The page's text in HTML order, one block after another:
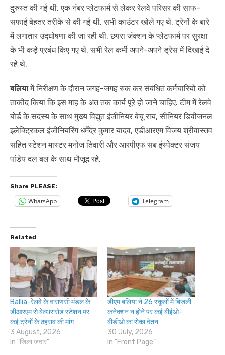
दुरुस्त की गई थी. एक नंबर प्लेटफार्म से लेकर रेलवे परिसर की साफ-
सफाई बेहतर तरीके से की गई थी. सभी काउंटर खोले गए थे. ट्रेनों के बारे
में लगातार उद्घोषणा की जा रही थी. छपरा जंक्शन के प्लेटफार्म पर सुरक्षा
के भी कड़े प्रबंध किए गए थे. सभी रेल कर्मी अपने-अपने ड्रेस में दिखाई दे
रहे थे.
बलियामें निरीक्षण के दौरान जगह-जगह रुक कर संबंधित कर्मचारियों को
ताकीद किया कि इस माह के अंत तक कार्य पूरे हो जाने चाहिए. टीम में रेलवे
बोर्ड के सदस्य के साथ मुख्य विद्युत इंजीनियर बेचू राय, सीनियर डिवीजनल
इलेक्ट्रिकल इंजीनियरिंग धर्मेंद्र कुमार यादव, एडीआरएम विजय श्रीवास्तव
सहित स्टेशन मास्टर मनोज तिवारी और आरपीएफ सब इंस्पेक्टर संजय
पांडेय दल बल के साथ मौजूद रहे.
Share PLEASE:
WhatsApp Telegram
Related
Ballia-रेलवे के वाराणसी मंडल के
डीआरएम से बेल्थरारोड स्टेशन पर
कई ट्रेनों के ठहराव की मांग
3 August, 2026
In "जिला जवार"
डीएम बलिया ने 26 स्कूलों में बिजली
कनेक्शन न होने पर कई बीईओ-
बीडीओ का रोका वेतन
30 July, 2026
In "Front Page"